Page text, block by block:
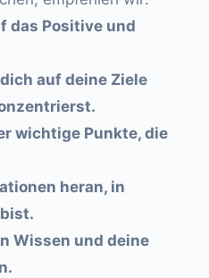
das Positive und
auf deine Ziele
wichtige Punkte, die
heran, in
Wissen und deine